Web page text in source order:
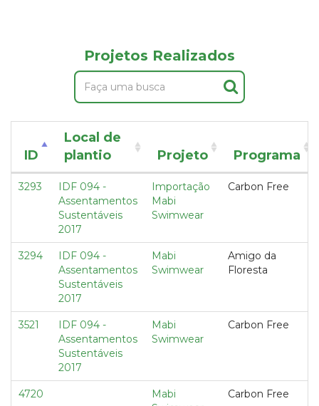
Projetos Realizados
ID
Local de
plantio
Projeto Programa
3293
IDF 094 -
Assentamentos
Sustentáveis
2017
Importação
Mabi
Swimwear
Carbon Free
3294
IDF 094 -
Assentamentos
Sustentáveis
2017
Mabi
Swimwear
Amigo da
Floresta
3521
IDF 094 -
Assentamentos
Sustentáveis
2017
Mabi
Swimwear
Carbon Free
4720
Mabi
Carbon Free